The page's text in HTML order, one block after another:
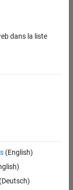
dans la liste
(English)
(Deutsch)